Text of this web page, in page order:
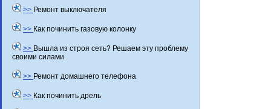
>> Ремонт выключателя
>> Как починить газовую колонку
>> Вышла из строя сеть? Решаем эту проблему
своими силами
>> Ремонт домашнего телефона
>> Как починить дрель